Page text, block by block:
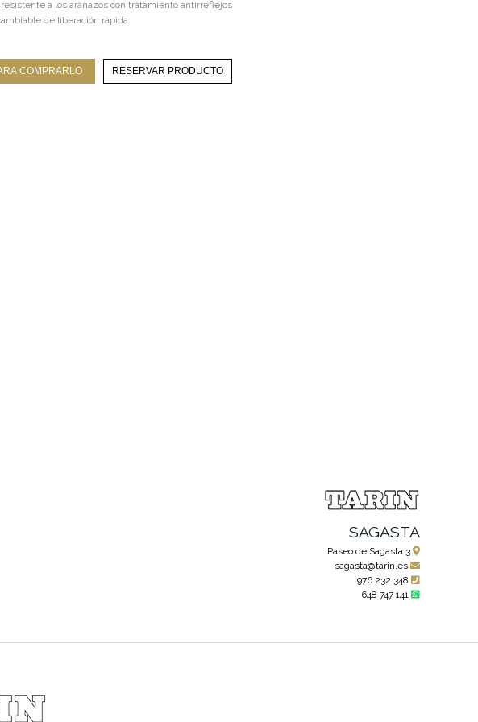
a los arañazos con tratamiento antirreflejos
de liberación rápida
COMPRARLO RESERVAR PRODUCTO
SAGASTA
Paseo de Sagasta 3
sagasta@tarin.es
976 232 348
648 747 141